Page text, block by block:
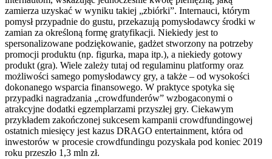
zamierza uzyskać w wyniku takiej „zbiórki”. Internauci, którym
pomysł przypadnie do gustu, przekazują pomysłodawcy środki w
zamian za określoną formę gratyfikacji. Niekiedy jest to
spersonalizowane podziękowanie, gadżet stworzony na potrzeby
promocji produktu (np. figurka, mapa itp.), a niekiedy gotowy
produkt (gra). Wiele zależy tutaj od regulaminu platformy oraz
możliwości samego pomysłodawcy gry, a także – od wysokości
dokonanego wsparcia finansowego. W praktyce spotyka się
przypadki nagradzania „crowdfunderów” wzbogaconymi o
atrakcyjne dodatki egzemplarzami przyszłej gry. Ciekawym
przykładem zakończonej sukcesem kampanii crowdfundingowej
ostatnich miesięcy jest kazus DRAGO entertainment, która od
inwestorów w procesie crowdfundingu pozyskała pod koniec 2019
roku przeszło 1,3 mln zł.